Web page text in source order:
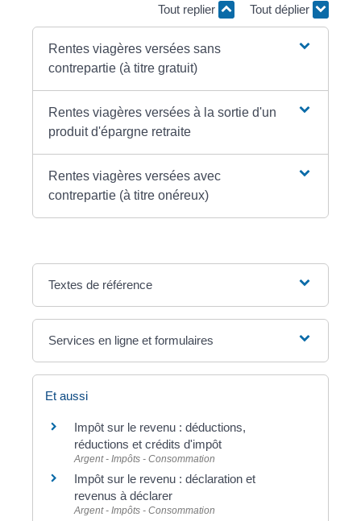
Tout replier Tout déplier
Rentes viagères versées sans
contrepartie (à titre gratuit)
Rentes viagères versées à la sortie d'un
produit d'épargne retraite
Rentes viagères versées avec
contrepartie (à titre onéreux)
Textes de référence
Services en ligne et formulaires
Et aussi
Impôt sur le revenu : déductions,
réductions et crédits d'impôt
Argent - Impôts - Consommation
Impôt sur le revenu : déclaration et
revenus à déclarer
Argent - Impôts - Consommation